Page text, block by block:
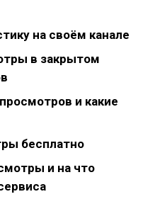
на своём канале
в закрытом
и какие
бесплатно
и на что